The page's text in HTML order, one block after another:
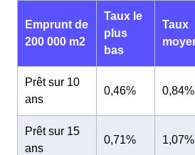
Emprunt de
200 000 m2
Taux le
plus
bas
Taux
Prêt sur 10
ans
0,46% 0,84%
Prêt sur 15
ans
0,71% 1,07%